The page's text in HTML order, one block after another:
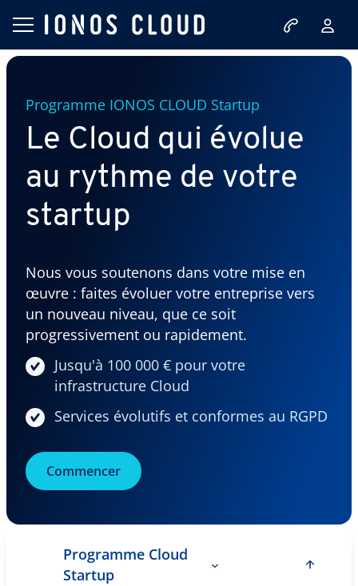
Programme IONOS CLOUD Startup
Le Cloud qui évolue
au rythme de votre
startup
Nous vous soutenons dans votre mise en
œuvre : faites évoluer votre entreprise vers
un nouveau niveau, que ce soit
progressivement ou rapidement.
Jusqu'à 100 000 € pour votre
infrastructure Cloud
Services évolutifs et conformes au RGPD
Commencer
Programme Cloud
Startup